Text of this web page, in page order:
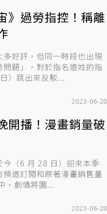
》過勞指控！稱離
多好評，但同一時段也出現
題」，對於指名道姓的指
）跳出來反駁...
2023-06-28
開播！漫畫銷量破
（6 月 28 日）迎來本季
道訂閱和原著漫畫銷售量
最終回中，劇情將圍...
2023-06-28